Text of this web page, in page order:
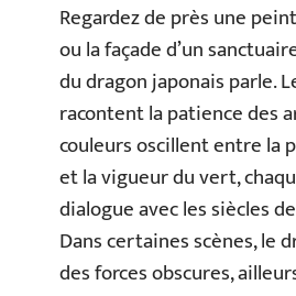
Regardez de près une
ou la façade d’un
du dragon japonais parle.
racontent la patience des
couleurs oscillent entre la
et la vigueur du vert,
dialogue avec les siècles
Dans certaines scènes, le
des forces obscures,